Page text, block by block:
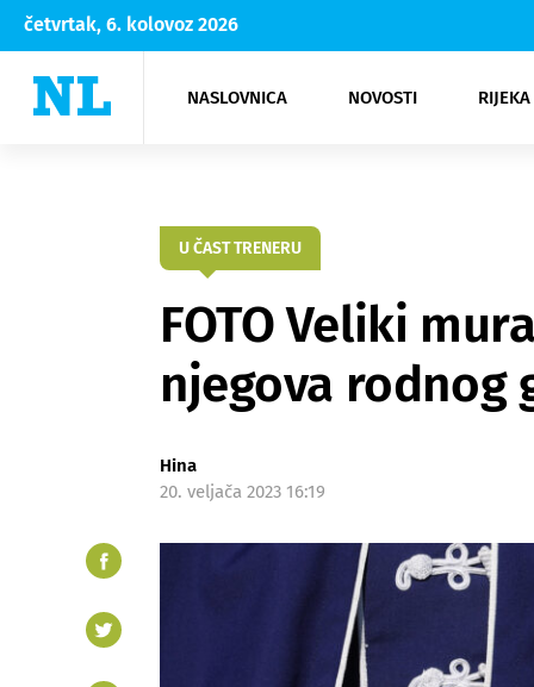
četvrtak, 6. kolovoz 2026
NASLOVNICA NOVOSTI
Rijeka Opatija
NK
Moda
Kultura
U ČAST TRENERU
FOTO Veliki
njegova rodnog
Hina
20. veljača 2023 16:19